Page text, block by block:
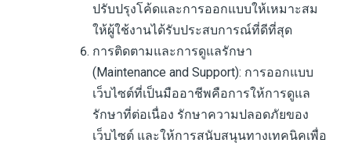
ปรับปรุงโค้ดและการออกแบบให้เหมาะสม
ให้ผู้ใช้งานได้รับประสบการณ์ที่ดีที่สุด
การติดตามและการดูแลรักษา
(Maintenance and Support): การออกแบบ
เว็บไซต์ที่เป็นมืออาชีพคือการให้การดูแล
รักษาที่ต่อเนื่อง รักษาความปลอดภัยของ
เว็บไซต์ และให้การสนับสนุนทางเทคนิคเพื่อ